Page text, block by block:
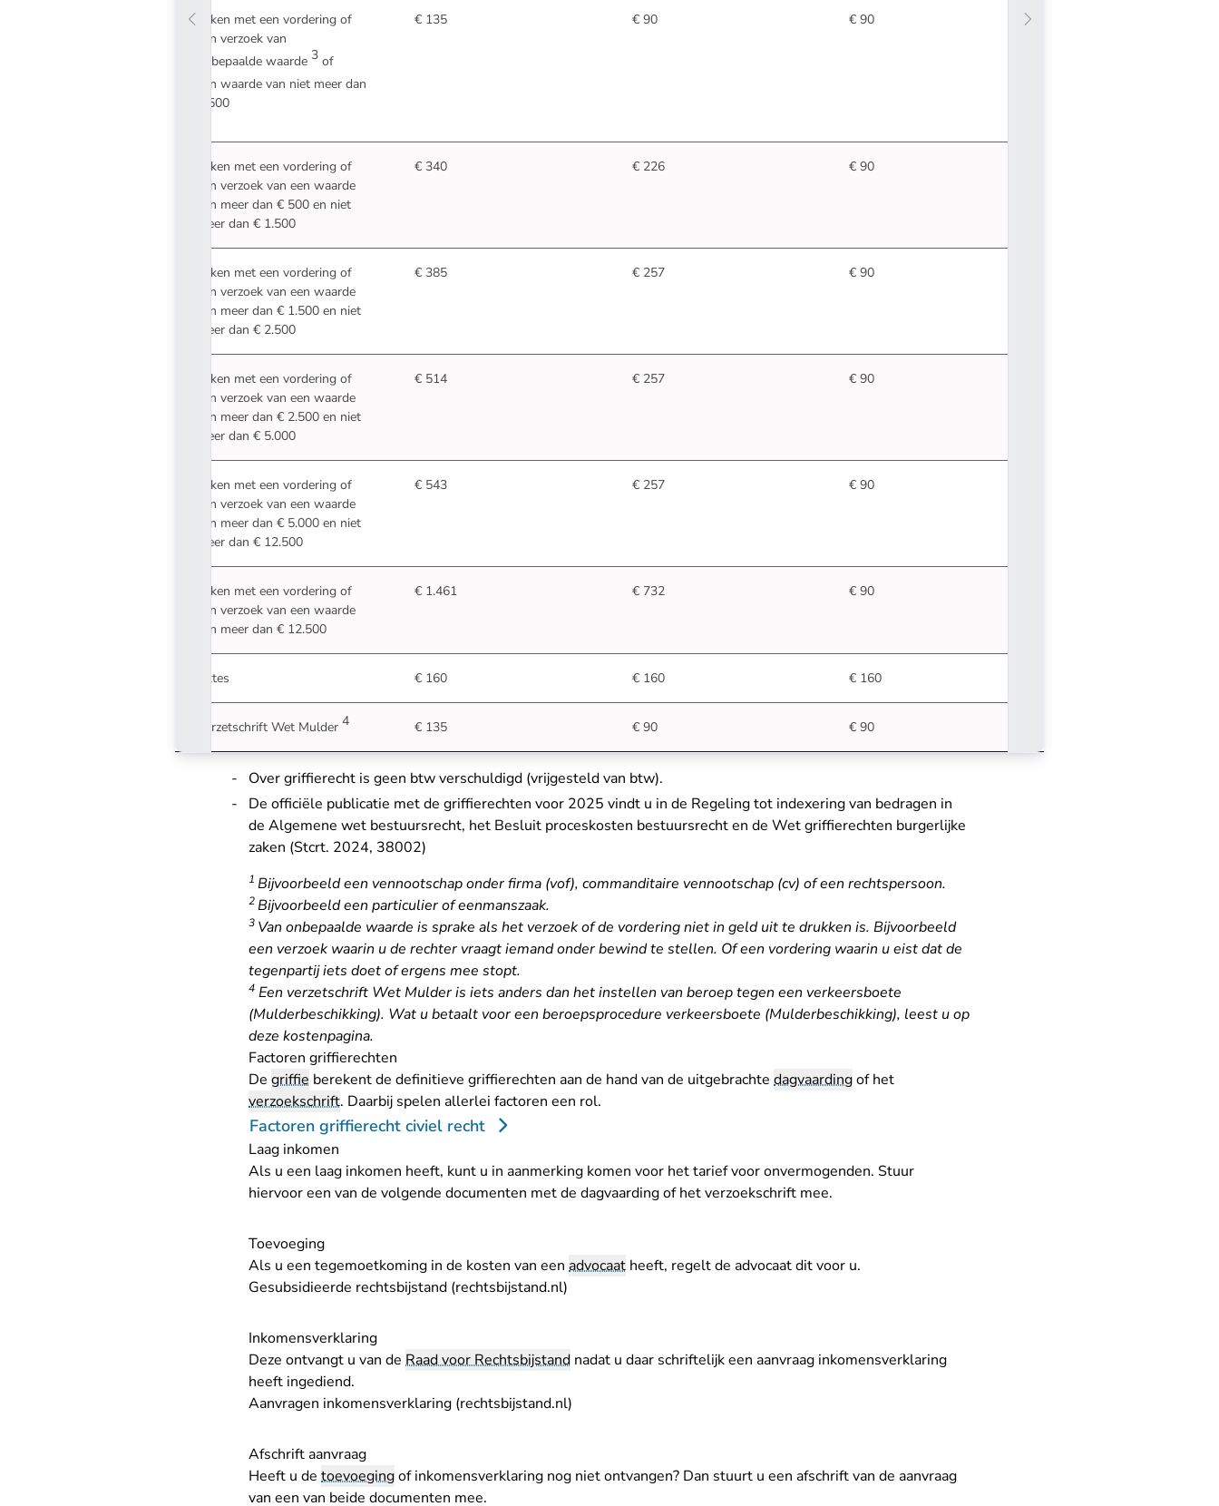
Zaken met een vordering of
een verzoek van
onbepaalde waarde 3 of
een waarde van niet meer dan
€ 500
€ 135 € 90 € 90
Zaken met een vordering of
een verzoek van een waarde
van meer dan € 500 en niet
meer dan € 1.500
€ 340 € 226 € 90
Zaken met een vordering of
een verzoek van een waarde
van meer dan € 1.500 en niet
meer dan € 2.500
€ 385 € 257 € 90
Zaken met een vordering of
een verzoek van een waarde
van meer dan € 2.500 en niet
meer dan € 5.000
€ 514 € 257 € 90
Zaken met een vordering of
een verzoek van een waarde
van meer dan € 5.000 en niet
meer dan € 12.500
€ 543 € 257 € 90
Zaken met een vordering of
een verzoek van een waarde
van meer dan € 12.500
€ 1.461 € 732 € 90
Aktes € 160 € 160 € 160
Verzetschrift Wet Mulder 4 € 135 € 90 € 90
Over griffierecht is geen btw verschuldigd (vrijgesteld van btw).
De officiële publicatie met de griffierechten voor 2025 vindt u in de Regeling tot indexering van bedragen in
de Algemene wet bestuursrecht, het Besluit proceskosten bestuursrecht en de Wet griffierechten burgerlijke
zaken (Stcrt. 2024, 38002)
1 Bijvoorbeeld een vennootschap onder firma (vof), commanditaire vennootschap (cv) of een rechtspersoon.
2Bijvoorbeeld een particulier of eenmanszaak.
3 Van onbepaalde waarde is sprake als het verzoek of de vordering niet in geld uit te drukken is. Bijvoorbeeld
een verzoek waarin u de rechter vraagt iemand onder bewind te stellen. Of een vordering waarin u eist dat de
tegenpartij iets doet of ergens mee stopt.
4 Een verzetschrift Wet Mulder is iets anders dan het instellen van beroep tegen een verkeersboete
(Mulderbeschikking). Wat u betaalt voor een beroepsprocedure verkeersboete (Mulderbeschikking), leest u op
deze kostenpagina.
Factoren griffierechten
De griffie berekent de definitieve griffierechten aan de hand van de uitgebrachte dagvaardingof het
verzoekschrift. Daarbij spelen allerlei factoren een rol.
Factoren griffierecht civiel recht
Laag inkomen
Als u een laag inkomen heeft, kunt u in aanmerking komen voor het tarief voor onvermogenden. Stuur
hiervoor een van de volgende documenten met de dagvaarding of het verzoekschrift mee.
Toevoeging
Als u een tegemoetkoming in de kosten van een advocaat heeft, regelt de advocaat dit voor u.
Gesubsidieerde rechtsbijstand (rechtsbijstand.nl)
Inkomensverklaring
Deze ontvangt u van de Raad voor Rechtsbijstand nadat u daar schriftelijk een aanvraag inkomensverklaring
heeft ingediend.
Aanvragen inkomensverklaring (rechtsbijstand.nl)
Afschrift aanvraag
Heeft u de toevoegingof inkomensverklaring nog niet ontvangen? Dan stuurt u een afschrift van de aanvraag
van een van beide documenten mee.